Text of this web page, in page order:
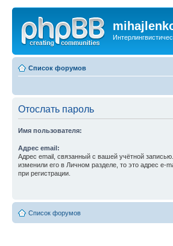
Список форумов
Отослать пароль
Имя пользователя:
Адрес email:
Адрес email, связанный с вашей учётной
изменили его в Личном разделе, то это адрес e-
при регистрации.
Список форумов